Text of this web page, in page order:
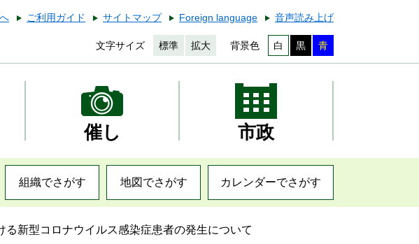
ご利用ガイド サイトマップ Foreign language 音声読み上げ
文字サイズ 標準 拡大 背景色 白 黒 青
催し 市政
組織でさがす 地図でさがす カレンダーでさがす
る新型コロナウイルス感染症患者の発生について